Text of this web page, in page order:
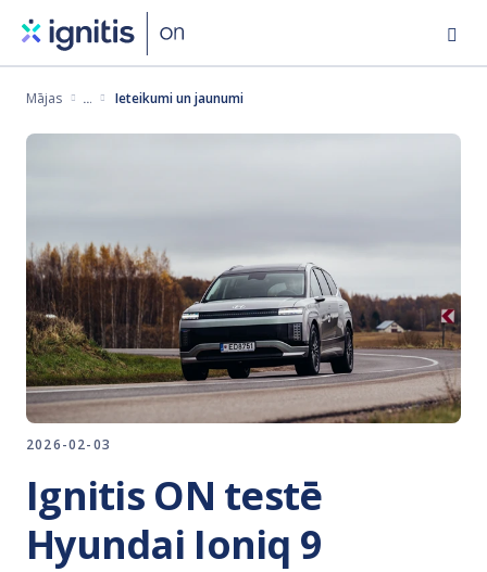
Pārlekt
saturu
Mājas Ieteikumi un jaunumi
2026-02-03
Ignitis ON testē
Hyundai Ioniq 9